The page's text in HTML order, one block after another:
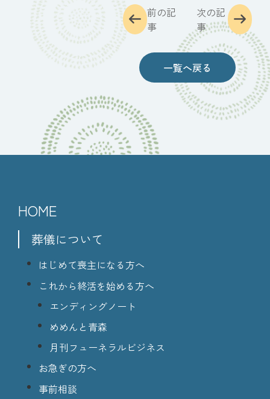
前の記
事
一覧へ戻る
次の記
事
HOME
葬儀について
はじめて喪主になる方へ
これから終活を始める方へ
エンディングノート
めめんと青森
月刊フューネラルビジネス
お急ぎの方へ
事前相談